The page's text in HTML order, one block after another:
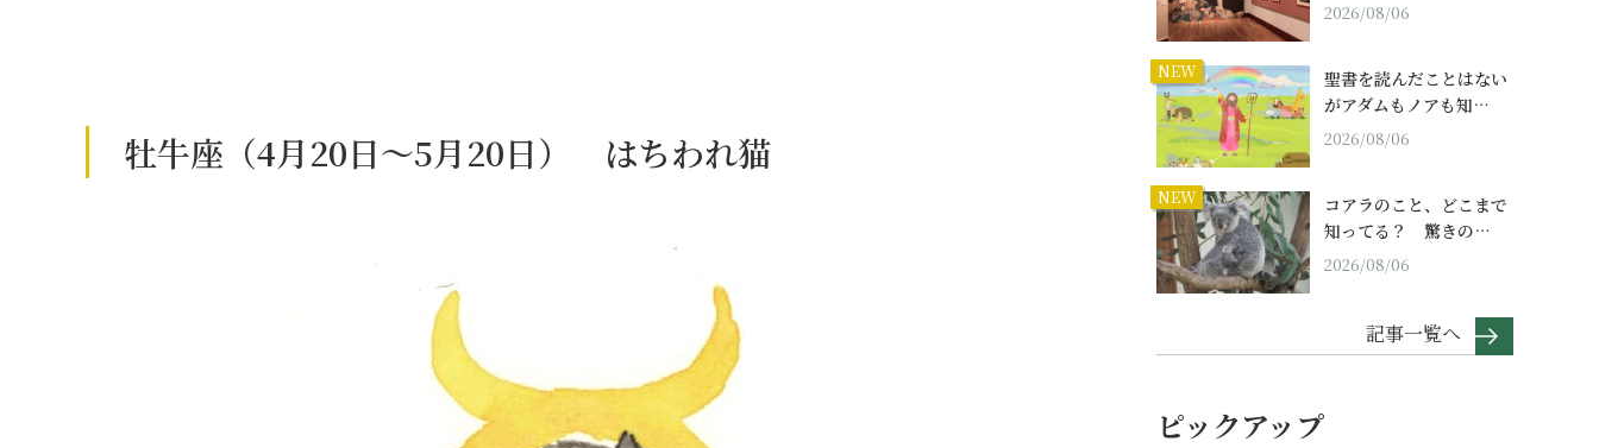
牡牛座（4月20日～5月20日） はちわれ猫
2026/08/06
NEW
聖書を読んだことはない
がアダムもノアも知…
2026/08/06
NEW
コアラのこと、どこまで
知ってる？ 驚きの…
2026/08/06
記事一覧へ
ピックアップ